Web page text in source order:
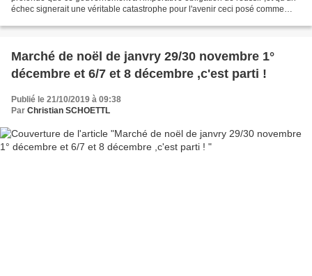
échec signerait une véritable catastrophe pour l'avenir ceci posé comme
Marché de noël de janvry 29/30 novembre 1°
décembre et 6/7 et 8 décembre ,c'est parti !
Publié le 21/10/2019 à 09:38
Par Christian SCHOETTL